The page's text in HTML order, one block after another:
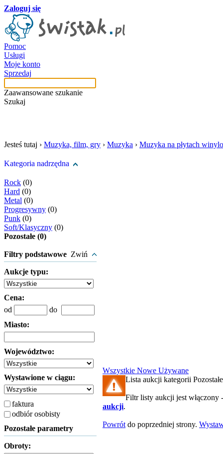
Zaloguj się
Pomoc
Usługi
Moje konto
Sprzedaj
Zaawansowane szukanie
Szukaj
Jesteś tutaj › Muzyka, film, gry › Muzyka › Muzyka na płytach
Kategoria nadrzędna
Rock (0)
Hard (0)
Metal (0)
Progresywny (0)
Punk (0)
Soft/Klasyczny (0)
Pozostałe (0)
Filtry podstawowe Zwiń
Aukcje typu:
Cena:
od
do
Miasto:
Województwo:
Wystawione w ciągu:
faktura
odbiór osobisty
Pozostałe parametry
Obroty:
Wszystkie Nowe Używane
Lista aukcji kategorii
Filtr listy aukcji jest włączony
aukcji.
Powrót do poprzedniej strony.